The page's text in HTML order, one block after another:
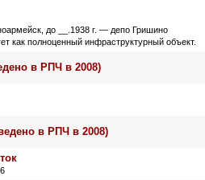
до __.1938 г. — депо Гришино
как полноценный инфраструктурный объект.
в РПЧ в 2008)
в РПЧ в 2008)